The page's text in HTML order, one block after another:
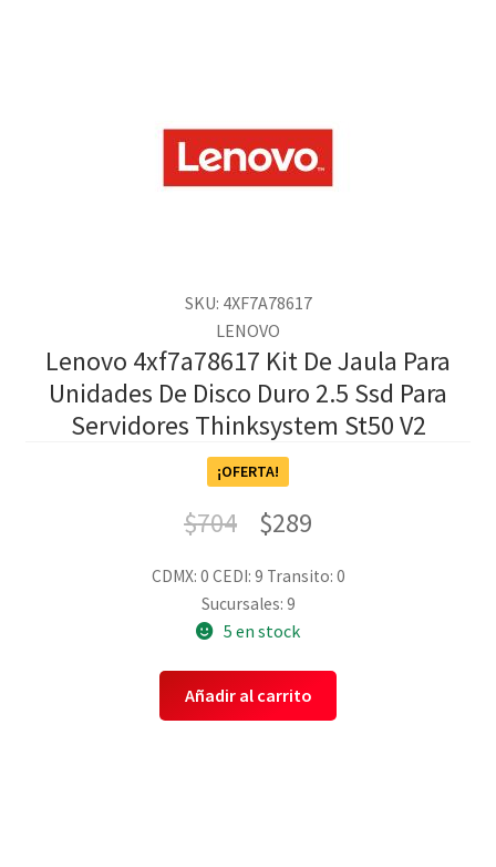
SKU: 4XF7A78617
LENOVO
Lenovo 4xf7a78617 Kit De Jaula Para
Unidades De Disco Duro 2.5 Ssd Para
Servidores Thinksystem St50 V2
¡OFERTA!
$704 $289
CDMX: 0 CEDI: 9 Transito: 0
Sucursales: 9
5 en stock
Añadir al carrito